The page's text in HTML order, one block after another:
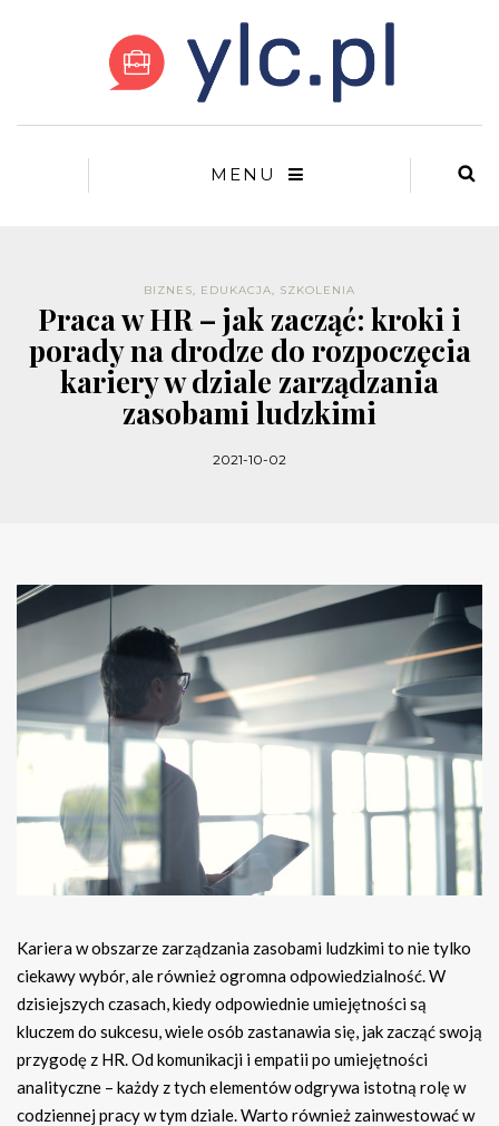
MENU
BIZNES, EDUKACJA, SZKOLENIA
Praca w HR – jak zacząć: kroki i
porady na drodze do rozpoczęcia
kariery w dziale zarządzania
zasobami ludzkimi
2021-10-02
Kariera w obszarze zarządzania zasobami ludzkimi to nie tylko
ciekawy wybór, ale również ogromna odpowiedzialność. W
dzisiejszych czasach, kiedy odpowiednie umiejętności są
kluczem do sukcesu, wiele osób zastanawia się, jak zacząć swoją
przygodę z HR. Od komunikacji i empatii po umiejętności
analityczne – każdy z tych elementów odgrywa istotną rolę w
codziennej pracy w tym dziale. Warto również zainwestować w